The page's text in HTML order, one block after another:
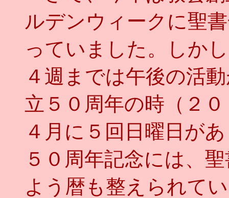
ルデンウィークに聖
っていました。しか
４週までは午後の活
立５０周年の時（２
４月に５回日曜日が
５０周年記念には、
よう暦も整えられて